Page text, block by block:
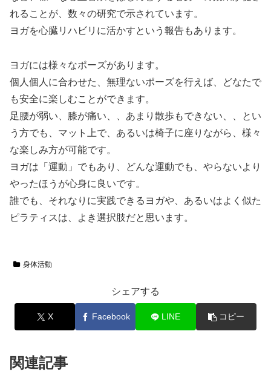
れることが、数々の研究で示されています。
ヨガを心臓リハビリに活かすという報告もあります。
ヨガには様々なポーズがあります。
個人個人に合わせた、無理ないポーズを行えば、どなたで
も安全に楽しむことができます。
足腰が弱い、膝が痛い、、あまり散歩もできない、、とい
う方でも、マット上で、あるいは椅子に座りながら、様々
な楽しみ方が可能です。
ヨガは「運動」でもあり、どんな運動でも、やらないより
やったほうが心身に良いです。
誰でも、それなりに実践できるヨガや、あるいはよく似た
ピラティスは、よき選択肢だと思います。
身体活動
シェアする
X Facebook LINE コピー
関連記事